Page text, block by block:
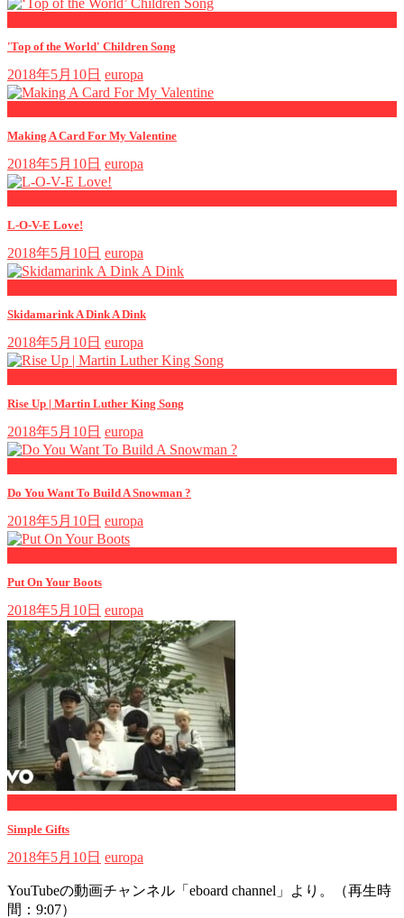
'Top of the World' Children Song
2018年5月10日 europa
Making A Card For My Valentine
2018年5月10日 europa
L-O-V-E Love!
2018年5月10日 europa
Skidamarink A Dink A Dink
2018年5月10日 europa
Rise Up | Martin Luther King Song
2018年5月10日 europa
Do You Want To Build A Snowman ?
2018年5月10日 europa
Put On Your Boots
2018年5月10日 europa
Simple Gifts
2018年5月10日 europa
YouTubeの動画チャンネル「eboard channel」より。（再生時
間：9:07）